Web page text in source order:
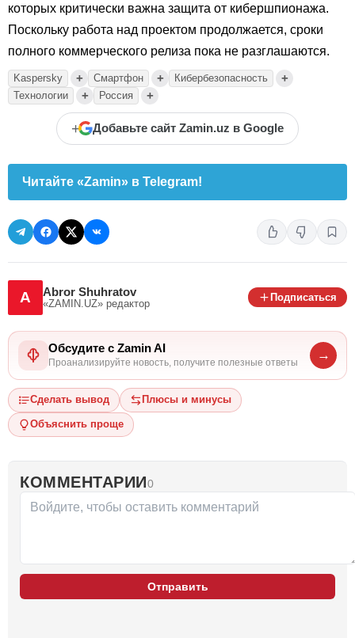
которых критически важна защита от кибершпионажа.
Поскольку работа над проектом продолжается, сроки
полного коммерческого релиза пока не разглашаются.
Kaspersky + Смартфон + Кибербезопасность +
Технологии + Россия +
+ Добавьте сайт Zamin.uz в Google
Читайте «Zamin» в Telegram!
A Abror Shuhratov
«ZAMIN.UZ» редактор
Подписаться
Обсудите с Zamin AI
Проанализируйте новость, получите полезные ответы
→
Сделать вывод Плюсы и минусы
Объяснить проще
КОММЕНТАРИИ0
Отправить